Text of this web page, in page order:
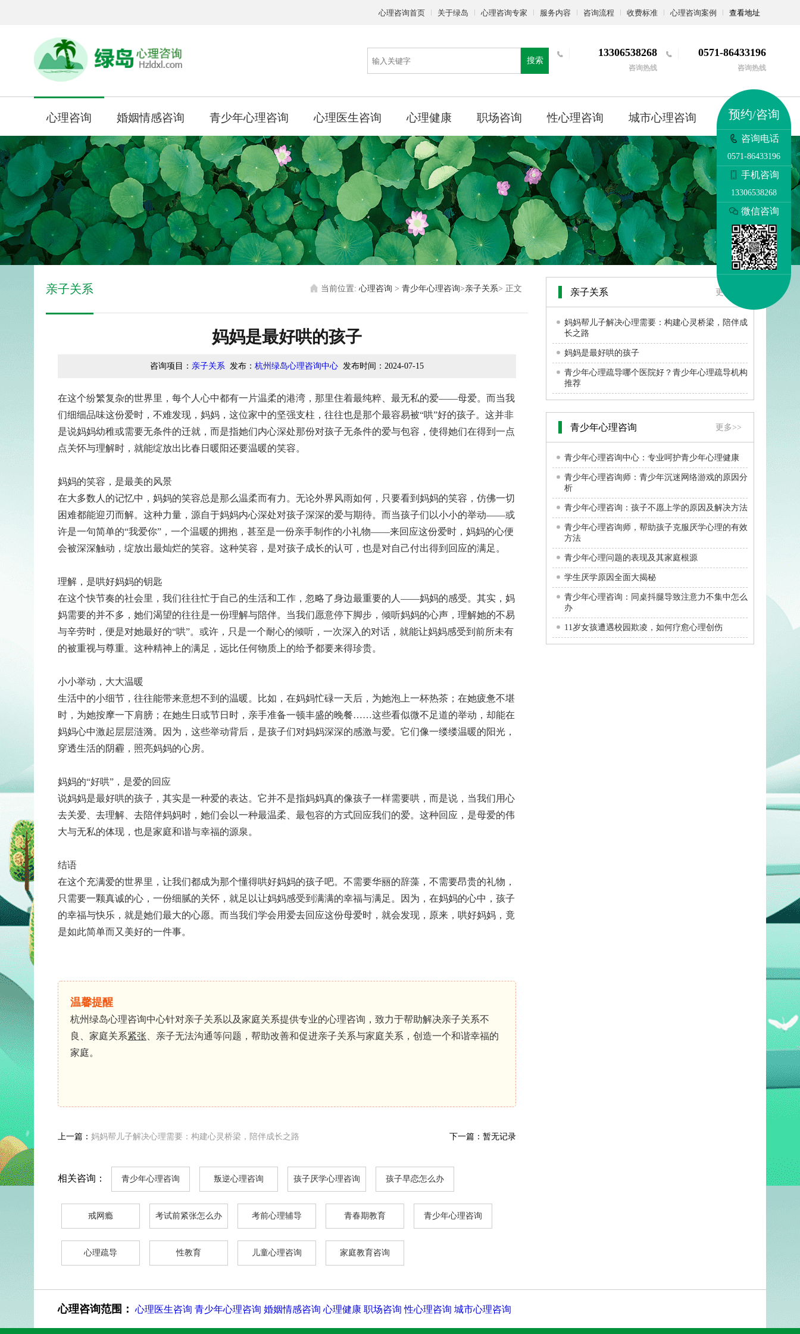
心理咨询首页 关于绿岛 心理咨询专家 服务内容 咨询流程 收费标准 心理咨询案例 查看地址
搜索
13306538268
咨询热线
0571-86433196
咨询热线
心理咨询 婚姻情感咨询 青少年心理咨询 心理医生咨询 心理健康 职场咨询 性心理咨询 城市心理咨询 更多
亲子关系 当前位置: 心理咨询 > 青少年心理咨询>亲子关系> 正文
妈妈是最好哄的孩子
咨询项目： 亲子关系 发布： 杭州绿岛心理咨询中心 发布时间： 2024-07-15
在这个纷繁复杂的世界里，每个人心中都有一片温柔的港湾，那里住着最纯粹、最无私的爱——母爱。而当我
们细细品味这份爱时，不难发现，妈妈，这位家中的坚强支柱，往往也是那个最容易被“哄”好的孩子。这并非
是说妈妈幼稚或需要无条件的迁就，而是指她们内心深处那份对孩子无条件的爱与包容，使得她们在得到一点
点关怀与理解时，就能绽放出比春日暖阳还要温暖的笑容。
妈妈的笑容，是最美的风景
在大多数人的记忆中，妈妈的笑容总是那么温柔而有力。无论外界风雨如何，只要看到妈妈的笑容，仿佛一切
困难都能迎刃而解。这种力量，源自于妈妈内心深处对孩子深深的爱与期待。而当孩子们以小小的举动——或
许是一句简单的“我爱你”，一个温暖的拥抱，甚至是一份亲手制作的小礼物——来回应这份爱时，妈妈的心便
会被深深触动，绽放出最灿烂的笑容。这种笑容，是对孩子成长的认可，也是对自己付出得到回应的满足。
理解，是哄好妈妈的钥匙
在这个快节奏的社会里，我们往往忙于自己的生活和工作，忽略了身边最重要的人——妈妈的感受。其实，妈
妈需要的并不多，她们渴望的往往是一份理解与陪伴。当我们愿意停下脚步，倾听妈妈的心声，理解她的不易
与辛劳时，便是对她最好的“哄”。或许，只是一个耐心的倾听，一次深入的对话，就能让妈妈感受到前所未有
的被重视与尊重。这种精神上的满足，远比任何物质上的给予都要来得珍贵。
小小举动，大大温暖
生活中的小细节，往往能带来意想不到的温暖。比如，在妈妈忙碌一天后，为她泡上一杯热茶；在她疲惫不堪
时，为她按摩一下肩膀；在她生日或节日时，亲手准备一顿丰盛的晚餐……这些看似微不足道的举动，却能在
妈妈心中激起层层涟漪。因为，这些举动背后，是孩子们对妈妈深深的感激与爱。它们像一缕缕温暖的阳光，
穿透生活的阴霾，照亮妈妈的心房。
妈妈的“好哄”，是爱的回应
说妈妈是最好哄的孩子，其实是一种爱的表达。它并不是指妈妈真的像孩子一样需要哄，而是说，当我们用心
去关爱、去理解、去陪伴妈妈时，她们会以一种最温柔、最包容的方式回应我们的爱。这种回应，是母爱的伟
大与无私的体现，也是家庭和谐与幸福的源泉。
结语
在这个充满爱的世界里，让我们都成为那个懂得哄好妈妈的孩子吧。不需要华丽的辞藻，不需要昂贵的礼物，
只需要一颗真诚的心，一份细腻的关怀，就足以让妈妈感受到满满的幸福与满足。因为，在妈妈的心中，孩子
的幸福与快乐，就是她们最大的心愿。而当我们学会用爱去回应这份母爱时，就会发现，原来，哄好妈妈，竟
是如此简单而又美好的一件事。
温馨提醒
杭州绿岛心理咨询中心针对亲子关系以及家庭关系提供专业的心理咨询，致力于帮助解决亲子关系不
良、家庭关系紧张 、亲子无法沟通等问题，帮助改善和促进亲子关系与家庭关系，创造一个和谐幸福的
家庭。
上一篇： 妈妈帮儿子解决心理需要：构建心灵桥梁，陪伴成长之路 下一篇：暂无记录
相关咨询： 青少年心理咨询 叛逆心理咨询 孩子厌学心理咨询 孩子早恋怎么办
戒网瘾 考试前紧张怎么办 考前心理辅导 青春期教育 青少年心理咨询
心理疏导 性教育 儿童心理咨询 家庭教育咨询
亲子关系 更多>>
妈妈帮儿子解决心理需要：构建心灵桥梁，陪伴成
长之路
妈妈是最好哄的孩子
青少年心理疏导哪个医院好？青少年心理疏导机构
推荐
青少年心理咨询 更多>>
青少年心理咨询中心：专业呵护青少年心理健康
青少年心理咨询师：青少年沉迷网络游戏的原因分
析
青少年心理咨询：孩子不愿上学的原因及解决方法
青少年心理咨询师，帮助孩子克服厌学心理的有效
方法
青少年心理问题的表现及其家庭根源
学生厌学原因全面大揭秘
青少年心理咨询：同桌抖腿导致注意力不集中怎么
办
11岁女孩遭遇校园欺凌，如何疗愈心理创伤
心理咨询范围： 心理医生咨询 青少年心理咨询 婚姻情感咨询 心理健康 职场咨询 性心理咨询 城市心理咨询
预约/咨询
咨询电话
0571-86433196
手机咨询
13306538268
微信咨询